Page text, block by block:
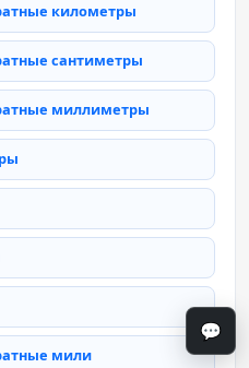
километры
сантиметры
миллиметры
мили
💬